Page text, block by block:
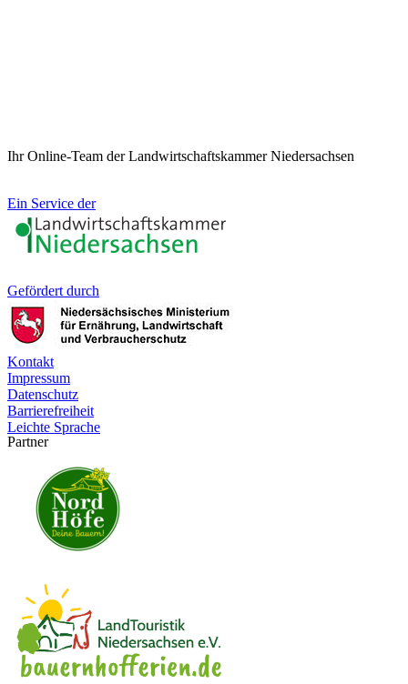
Ihr Online-Team der Landwirtschaftskammer Niedersachsen
Ein Service der
Gefördert durch
Kontakt
Impressum
Datenschutz
Barrierefreiheit
Leichte Sprache
Partner